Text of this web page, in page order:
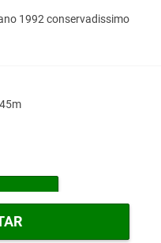
1992 conservadissimo